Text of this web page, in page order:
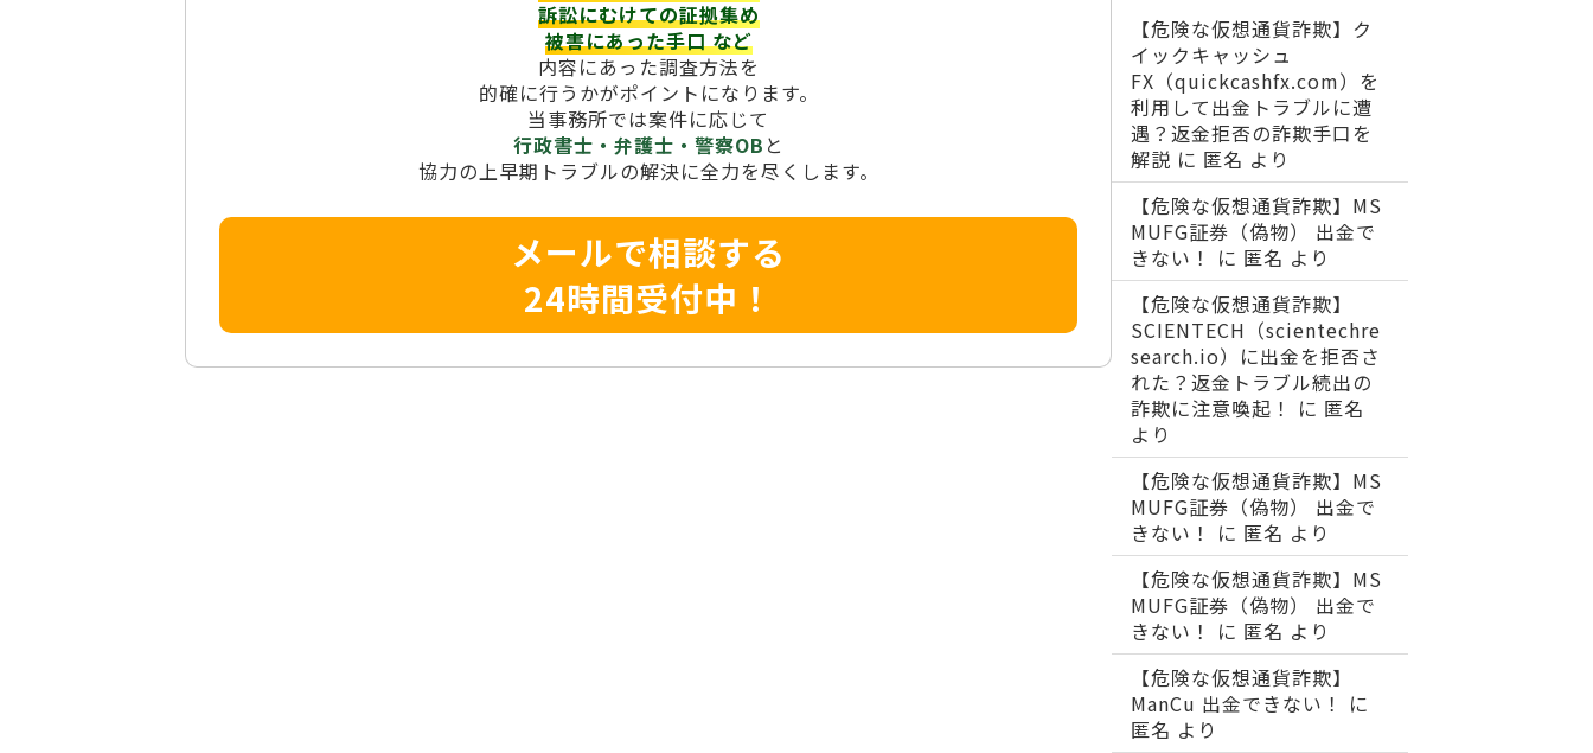
訴訟にむけての証拠集め
被害にあった手口など
内容にあった調査方法を
的確に行うかがポイントになります。
当事務所では案件に応じて
行政書士・弁護士・警察OB と
協力の上早期トラブルの解決に全力を尽くします。
メールで相談する
24時間受付中！
【危険な仮想通貨詐欺】ク
イックキャッシュ
FX（quickcashfx.com）を
利用して出金トラブルに遭
遇？返金拒否の詐欺手口を
解説 に 匿名 より
【危険な仮想通貨詐欺】MS
MUFG証券（偽物） 出金で
きない！
に 匿名 より
【危険な仮想通貨詐欺】
SCIENTECH（scientechre
search.io）に出金を拒否さ
れた？返金トラブル続出の
詐欺に注意喚起！
に 匿名
より
【危険な仮想通貨詐欺】MS
MUFG証券（偽物） 出金で
きない！
に 匿名 より
【危険な仮想通貨詐欺】MS
MUFG証券（偽物） 出金で
きない！
に 匿名 より
【危険な仮想通貨詐欺】
ManCu 出金できない！
に
匿名 より